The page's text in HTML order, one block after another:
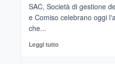
quasi….
pronti
dell’Etna
SAC, Società di gestione
e Comiso celebrano oggi
che...
Leggi tuttoLeggi